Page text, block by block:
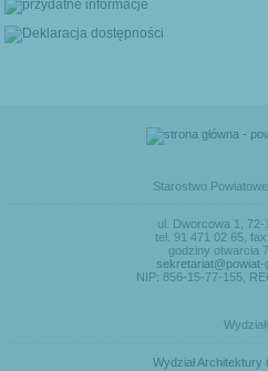
Starostwo
ul. Dworcowa 1, 72-
tel. 91 471 02 65,
godziny otwarcia
sekretariat@powiat-
NIP: 856-15-77-155,
Wydział Architektury